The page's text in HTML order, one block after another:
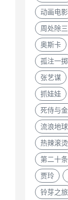
动画电影
周处除
奥斯卡
孤注一掷
张艺谋
抓娃娃
死侍与
流浪地
热辣滚烫
第二十条
贾玲
铃芽之旅